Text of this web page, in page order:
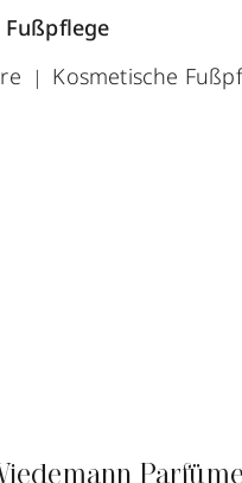
Kosmetische